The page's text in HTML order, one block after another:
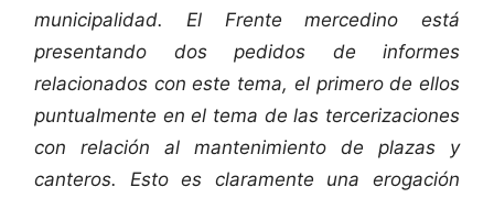
municipalidad. El Frente mercedino está
presentando dos pedidos de informes
relacionados con este tema, el primero de ellos
puntualmente en el tema de las tercerizaciones
con relación al mantenimiento de plazas y
canteros. Esto es claramente una erogación